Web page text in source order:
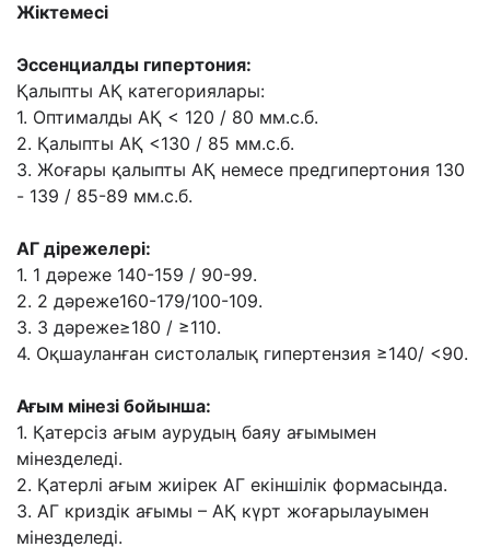
Жіктемесі
Эссенциалды гипертония:
Қалыпты АҚ категориялары:
1. Оптималды АҚ < 120 / 80 мм.с.б.
2. Қалыпты АҚ <130 / 85 мм.с.б.
3. Жоғары қалыпты АҚ немесе предгипертония 130
- 139 / 85-89 мм.с.б.
АГ дірежелері:
1. 1 дəреже 140-159 / 90-99.
2. 2 дəреже160-179/100-109.
3. 3 дəреже≥180 / ≥110.
4. Оқшауланған систолалық гипертензия ≥140/ <90.
Ағым мінезі бойынша:
1. Қатерсіз ағым аурудың баяу ағымымен
мінезделеді.
2. Қатерлі ағым жиірек АГ екіншілік формасында.
3. АГ криздік ағымы – АҚ күрт жоғарылауымен
мінезделеді.